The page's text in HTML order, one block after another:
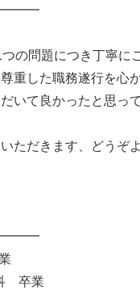
の問題につき丁寧に
重した職務遂行を心
いて良かったと思っ
ただきます、どうぞ
卒業